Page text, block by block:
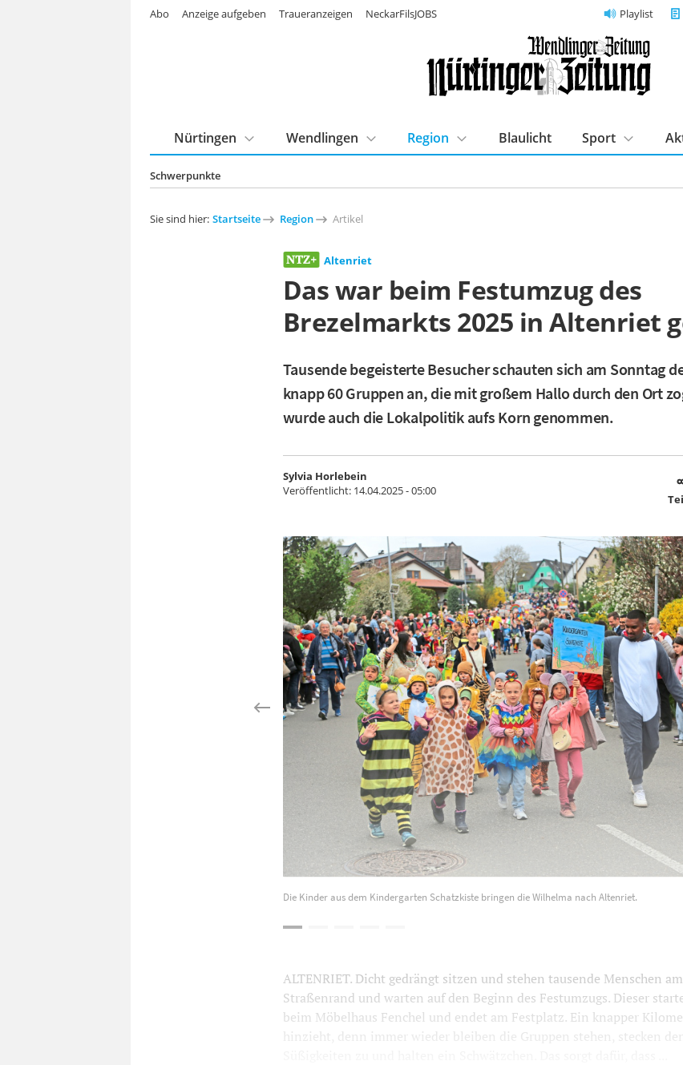
Playlist
Schwerpunkte
Nürtingen Wendlingen Region Blaulicht Sport
Abo Anzeige aufgeben Traueranzeigen NeckarFilsJOBS
Sie sind hier: Startseite Region Artikel
Altenriet
Das war beim Festumzug des
Brezelmarkts 2025 in Altenriet
Tausende begeisterte Besucher schauten sich am Sonntag
knapp 60 Gruppen an, die mit großem Hallo durch den Ort
wurde auch die Lokalpolitik aufs Korn genommen.
Sylvia Horlebein
Veröffentlicht: 14.04.2025 - 05:00
Die Kinder aus dem Kindergarten Schatzkiste bringen die Wilhelma nach Altenriet.
ALTENRIET. Dicht gedrängt sitzen und stehen tausende Menschen
Straßenrand und warten auf den Beginn des Festumzugs. Dieser
beim Möbelhaus Fenchel und endet am Festplatz. Ein knapper
hinzieht, denn immer wieder bleiben die Gruppen stehen, stecken